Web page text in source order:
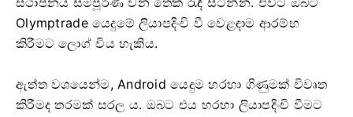
Olymptrade යෙදුමේ ලියාපදිංචි වී වෙළඳාම ආරම්භ
කිරීමට ලොග් විය හැකිය.
ඇත්ත වශයෙන්ම, Android යෙදුම හරහා ගිණුමක් විවෘත
කිරීමද තරමක් සරල ය. ඔබට එය හරහා ලියාපදිංචි වීමට